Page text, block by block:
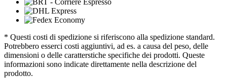
* Questi costi di spedizione si riferiscono alla spedizione standard.
Potrebbero esserci costi aggiuntivi, ad es. a causa del peso, delle
dimensioni o delle caratterstiche specifiche dei prodotti. Queste
informazioni sono indicate direttamente nella descrizione del
prodotto.